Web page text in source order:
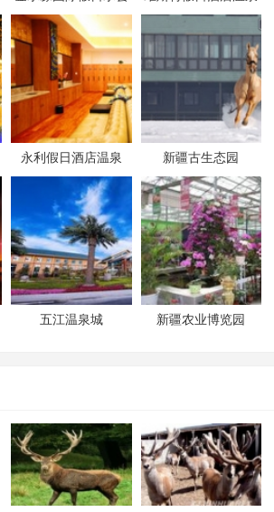
永利假日酒店温泉 新疆古生态园
五江温泉城 新疆农业博览园